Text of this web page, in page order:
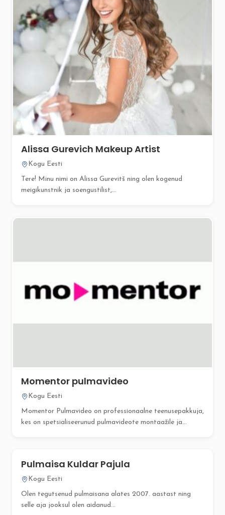
Alissa Gurevich Makeup Artist
Kogu Eesti
Tere! Minu nimi on Alissa Gurevitš ning olen kogenud
meigikunstnik ja soengustilist,...
Momentor pulmavideo
Kogu Eesti
Momentor Pulmavideo on professionaalne teenusepakkuja,
kes on spetsialiseerunud pulmavideote montaažile ja
Pulmaisa Kuldar Pajula
Kogu Eesti
Olen tegutsenud pulmaisana alates 2007. aastast ning
selle aja jooksul olen aidanud...